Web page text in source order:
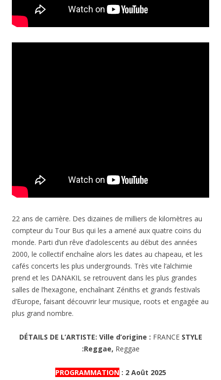
22 ans de carrière. Des dizaines de milliers de kilomètres au
compteur du Tour Bus qui les a amené aux quatre coins du
monde. Parti d’un rêve d’adolescents au début des années
2000, le collectif enchaîne alors les dates au chapeau, et les
cafés concerts les plus undergrounds. Très vite l’alchimie
prend et les DANAKIL se retrouvent dans les plus grandes
salles de l’hexagone, enchaînant Zéniths et grands festivals
d’Europe, faisant découvrir leur musique, roots et engagée au
plus grand nombre.
DÉTAILS DE L’ARTISTE: Ville d’origine : FRANCE STYLE
:Reggae, Reggae
PROGRAMMATION : 2 Août 2025